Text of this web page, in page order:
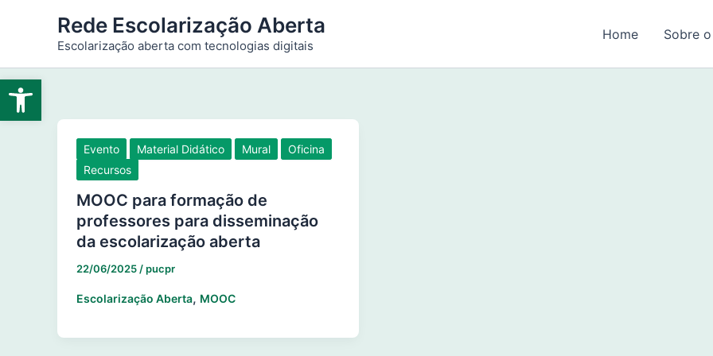
Abrir a barra de ferramentas
conteúdo
Rede Escolarização Aberta
Escolarização aberta com tecnologias digitais
Home Sobre
Evento Material Didático Mural
Oficina
Recursos
MOOC para formação de
professores para disseminação
da escolarização aberta
22/06/2025 /pucpr
Escolarização Aberta, MOOC